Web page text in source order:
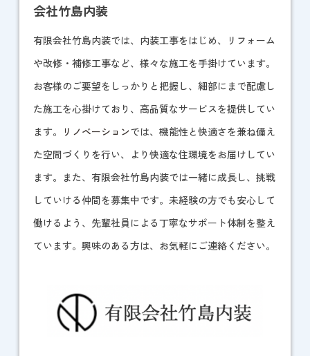
会社竹島内装
有限会社竹島内装では、内装工事をはじめ、リフォーム
や改修・補修工事など、様々な施工を手掛けています。
お客様のご要望をしっかりと把握し、細部にまで配慮し
た施工を心掛けており、高品質なサービスを提供してい
ます。
リノベーションでは、機能性と快適さを兼ね備え
た空間づくりを行い、より快適な住環境をお届けしてい
ます。また、有限会社竹島内装では一緒に成長し、挑戦
していける仲間を募集中です。未経験の方でも安心して
働けるよう、先輩社員による丁寧なサポート体制を整え
ています。興味のある方は、お気軽にご連絡ください。